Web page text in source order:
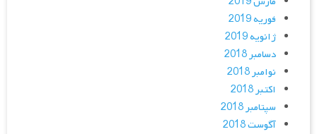
فوریه 2019
ژانویه 2019
دسامبر 2018
نوامبر 2018
اکتبر 2018
سپتامبر 2018
آگوست 2018